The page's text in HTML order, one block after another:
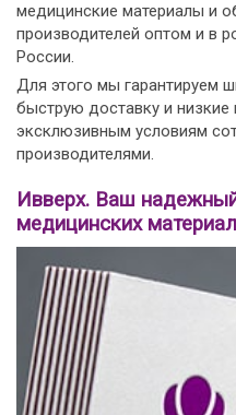
медицинские материалы и
производителей оптом и в
России.
Для этого мы гарантируем
быструю доставку и низкие
эксклюзивным условиям
производителями.
Ивверх. Ваш
медицинских